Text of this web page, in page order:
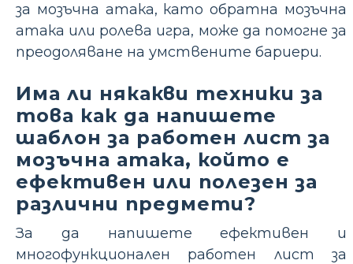
за мозъчна атака, като обратна мозъчна
атака или ролева игра, може да помогне за
преодоляване на умствените бариери.
Има ли някакви техники за
това как да напишете
шаблон за работен лист за
мозъчна атака, който е
ефективен или полезен за
различни предмети?
За да напишете ефективен и
многофункционален работен лист за